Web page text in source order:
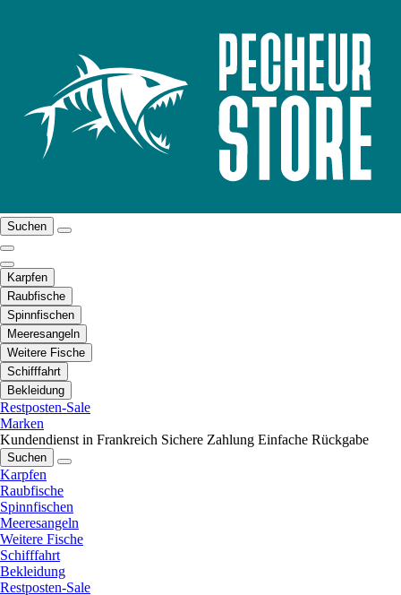
Suchen
Karpfen
Raubfische
Spinnfischen
Meeresangeln
Weitere Fische
Schifffahrt
Bekleidung
Restposten-Sale
Marken
Kundendienst in Frankreich Sichere Zahlung Einfache Rückgabe
Suchen
Karpfen
Raubfische
Spinnfischen
Meeresangeln
Weitere Fische
Schifffahrt
Bekleidung
Restposten-Sale